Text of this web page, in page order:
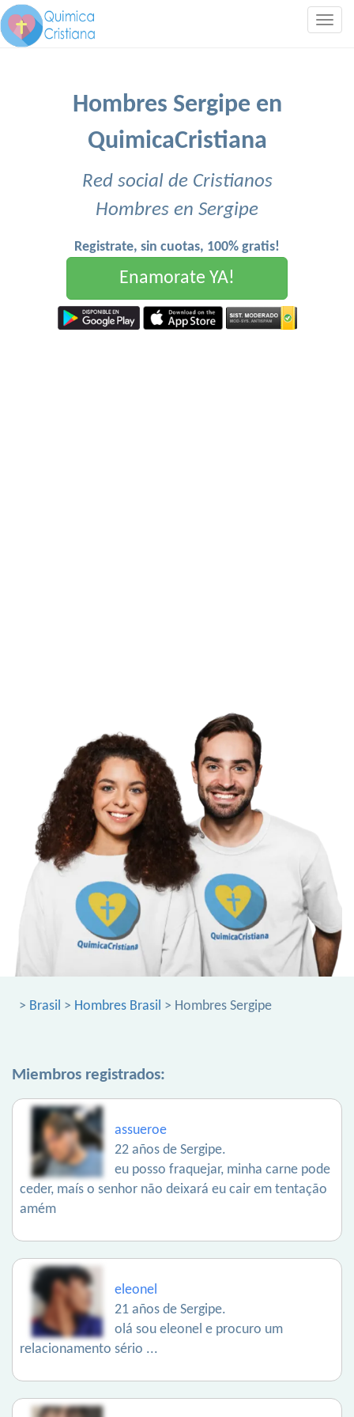
Hombres Sergipe en
QuimicaCristiana
Red social de Cristianos
Hombres en Sergipe
Registrate, sin cuotas, 100% gratis!
Enamorate YA!
> Brasil > Hombres Brasil > Hombres Sergipe
Miembros registrados:
assueroe
22 años de Sergipe.
eu posso fraquejar, minha carne pode
ceder, maís o senhor não deixará eu cair em tentação
amém
eleonel
21 años de Sergipe.
olá sou eleonel e procuro um
relacionamento sério ...